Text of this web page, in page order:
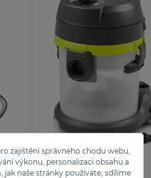
zajištění správného chodu webu,
výkonu, personalizaci obsahu a
naše stránky používáte, sdílíme